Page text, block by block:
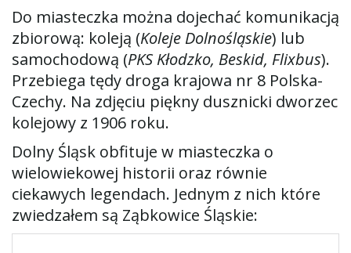
Do miasteczka można dojechać komunikacją
zbiorową: koleją (Koleje Dolnośląskie) lub
samochodową (PKS Kłodzko, Beskid, Flixbus).
Przebiega tędy droga krajowa nr 8 Polska-
Czechy. Na zdjęciu piękny dusznicki dworzec
kolejowy z 1906 roku.
Dolny Śląsk obfituje w miasteczka o
wielowiekowej historii oraz równie
ciekawych legendach. Jednym z nich które
zwiedzałem są Ząbkowice Śląskie: